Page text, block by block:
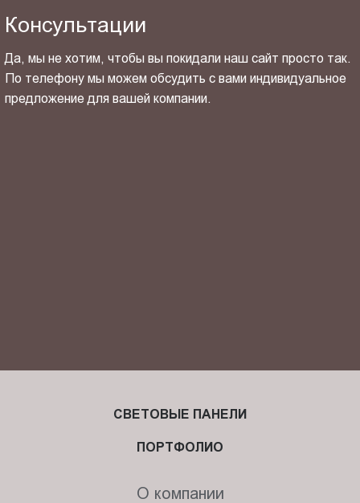
Консультации
Да, мы не хотим, чтобы вы покидали наш сайт просто так.
По телефону мы можем обсудить с вами индивидуальное
предложение для вашей компании.
ОТПРАВИТЬ СВОЙ КОНТАКТ
СВЕТОВЫЕ ПАНЕЛИ
ПОРТФОЛИО
О компании